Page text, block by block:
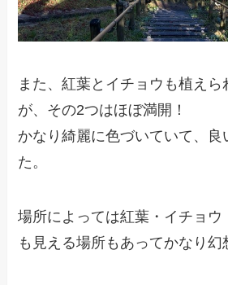
また、紅葉とイチョウも植えら
が、その2つはほぼ満開！
かなり綺麗に色づいていて、良
た。
場所によっては紅葉・イチョウ
も見える場所もあってかなり幻